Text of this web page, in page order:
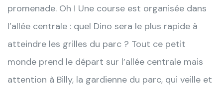
promenade. Oh ! Une course est organisée dans
l’allée centrale : quel Dino sera le plus rapide à
atteindre les grilles du parc ? Tout ce petit
monde prend le départ sur l’allée centrale mais
attention à Billy, la gardienne du parc, qui veille et